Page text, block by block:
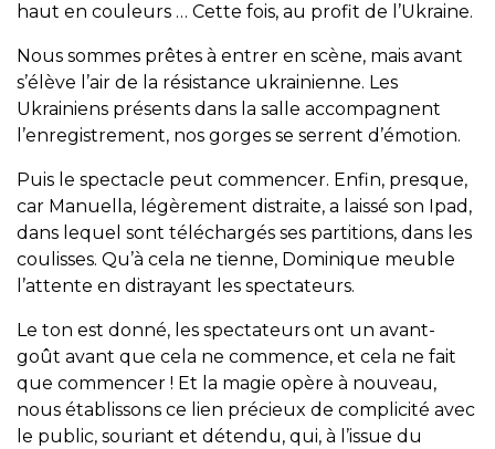
haut en couleurs … Cette fois, au profit de l’Ukraine.
Nous sommes prêtes à entrer en scène, mais avant
s’élève l’air de la résistance ukrainienne. Les
Ukrainiens présents dans la salle accompagnent
l’enregistrement, nos gorges se serrent d’émotion.
Puis le spectacle peut commencer. Enfin, presque,
car Manuella, légèrement distraite, a laissé son Ipad,
dans lequel sont téléchargés ses partitions, dans les
coulisses. Qu’à cela ne tienne, Dominique meuble
l’attente en distrayant les spectateurs.
Le ton est donné, les spectateurs ont un avant-
goût avant que cela ne commence, et cela ne fait
que commencer ! Et la magie opère à nouveau,
nous établissons ce lien précieux de complicité avec
le public, souriant et détendu, qui, à l’issue du